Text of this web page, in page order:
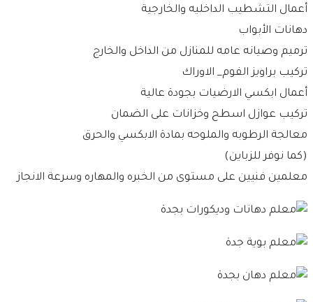
أعمال التشطيب الداخليه والخارجية
دهانات الأبواب
ترميم وصيانه عامه للمنازل من الداخل والخارج
تركيب براويز الفوم_ الاوراك
أعمال ابكسي الارضيات بجودة عالية
تركيب عوازل اسطح وخزانات على الضمان
معالجة الرطوبه والملوحه بمادة الابكسي والحرق
(كما نوفر للزباين)
معلمين فنيين على مستوى من الخبره والمهاره وسرعة الانجاز